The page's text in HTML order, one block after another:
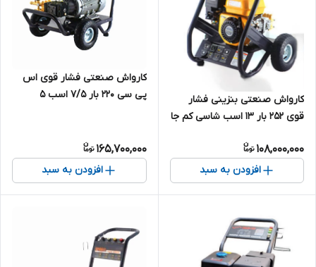
کارواش صنعتی بنزینی فشار
قوی 252 بار 13 اسب شاسی کم جا
درجه یک
108,000,000
افزودن به سبد
کارواش صنعتی فشار قوی اس
پی سی 220 بار 7/5 اسب 5
چینی درجه یک 3 فاز
165,700,000
افزودن به سبد